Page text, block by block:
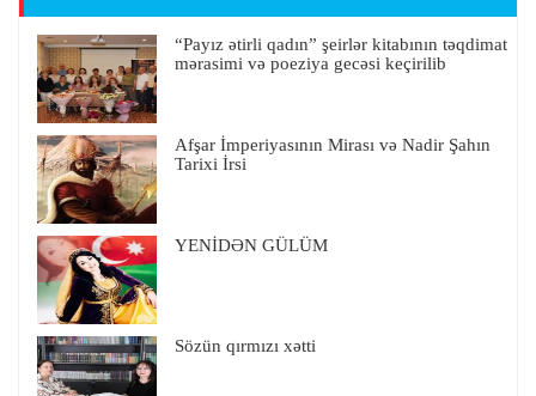
“Payız ətirli qadın” şeirlər kitabının təqdimat
mərasimi və poeziya gecəsi keçirilib
Afşar İmperiyasının Mirası və Nadir Şahın
Tarixi İrsi
YENİDƏN GÜLÜM
Sözün qırmızı xətti